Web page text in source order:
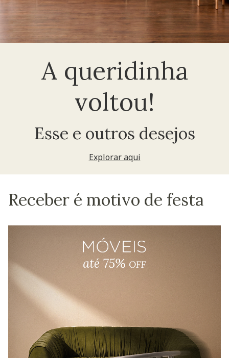
A queridinha
voltou!
Esse e outros desejos
Explorar aqui
Receber é motivo de festa